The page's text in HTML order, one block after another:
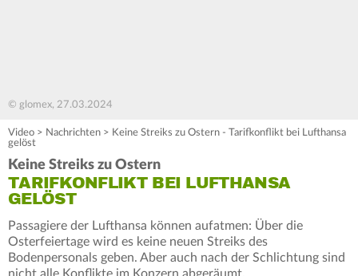
© glomex, 27.03.2024
Video > Nachrichten > Keine Streiks zu Ostern - Tarifkonflikt bei Lufthansa
gelöst
Keine Streiks zu Ostern
TARIFKONFLIKT BEI LUFTHANSA
GELÖST
Passagiere der Lufthansa können aufatmen: Über die
Osterfeiertage wird es keine neuen Streiks des
Bodenpersonals geben. Aber auch nach der Schlichtung sind